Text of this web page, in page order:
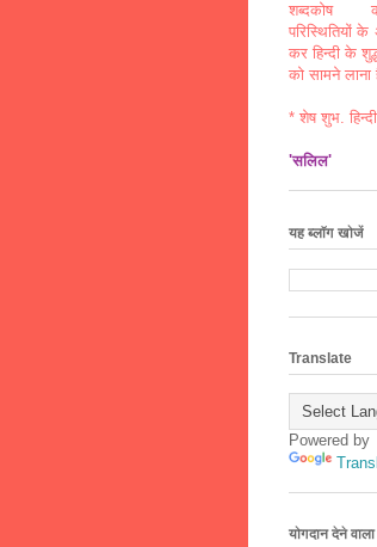
शब्दकोष
परिस्थितियों
कर हिन्दी के
को सामने लाना
* शेष शुभ. हिन्दी
'सलिल'
यह ब्लॉग खोजें
Translate
Powered by
योगदान देने